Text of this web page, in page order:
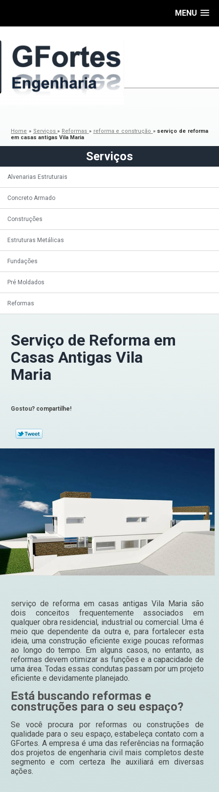
MENU
Home » Serviços» Reformas » reforma e construção »serviço de reforma
em casas antigas Vila Maria
Serviços
Alvenarias Estruturais
Concreto Armado
Construções
Estruturas Metálicas
Fundações
Pré Moldados
Reformas
Serviço de Reforma em
Casas Antigas Vila
Maria
Gostou? compartilhe!
serviço de reforma em casas antigas Vila Maria são
dois conceitos frequentemente associados em
qualquer obra residencial, industrial ou comercial. Uma é
meio que dependente da outra e, para fortalecer esta
ideia, uma construção eficiente exige poucas reformas
ao longo do tempo. Em alguns casos, no entanto, as
reformas devem otimizar as funções e a capacidade de
uma área. Todas essas condutas passam por um projeto
eficiente e devidamente planejado.
Está buscando reformas e
construções para o seu espaço?
Se você procura por reformas ou construções de
qualidade para o seu espaço, estabeleça contato com a
GFortes. A empresa é uma das referências na formação
dos projetos de engenharia civil mais completos deste
segmento e com certeza lhe auxiliará em diversas
ações.